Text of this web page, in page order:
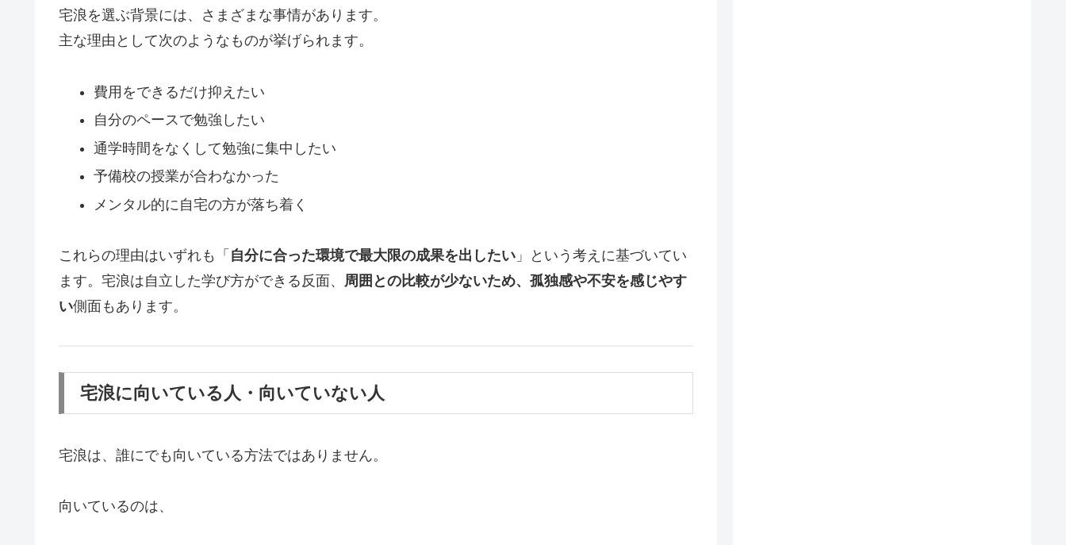
宅浪を選ぶ背景には、さまざまな事情があります。
主な理由として次のようなものが挙げられます。
費用をできるだけ抑えたい
自分のペースで勉強したい
通学時間をなくして勉強に集中したい
予備校の授業が合わなかった
メンタル的に自宅の方が落ち着く
これらの理由はいずれも「 自分に合った環境で最大限の成果を出したい 」という考えに基づいてい
ます。宅浪は自立した学び方ができる反面、 周囲との比較が少ないため、孤独感や不安を感じやす
い側面もあります。
宅浪に向いている人・向いていない人
宅浪は、誰にでも向いている方法ではありません。
向いているのは、